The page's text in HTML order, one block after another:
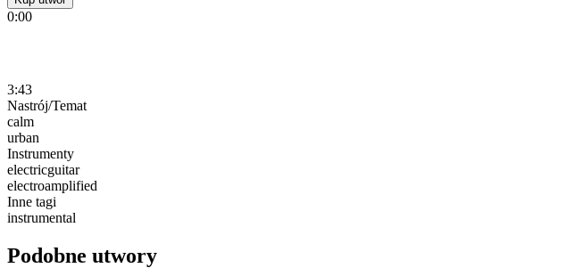
0:00
3:43
Nastrój/Temat
calm
urban
Instrumenty
electricguitar
electroamplified
Inne tagi
instrumental
Podobne utwory